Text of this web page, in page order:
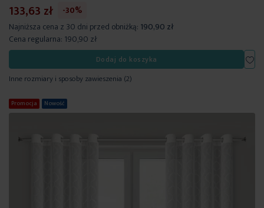
133,63 zł
-30%
Najniższa cena z 30 dni przed obniżką: 190,90 zł
Cena regularna: 190,90 zł
Dodaj do koszyka
Inne rozmiary i sposoby zawieszenia (2)
Promocja Nowość